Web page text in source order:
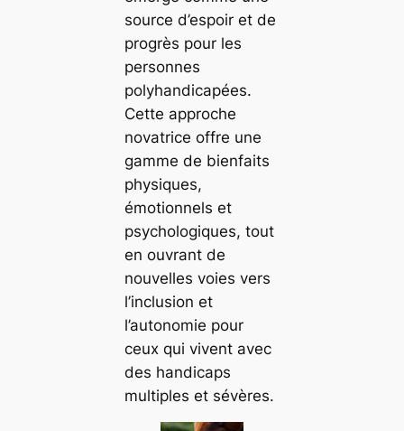
source d’espoir et de
progrès pour les
personnes
polyhandicapées.
Cette approche
novatrice offre une
gamme de bienfaits
physiques,
émotionnels et
psychologiques, tout
en ouvrant de
nouvelles voies vers
l’inclusion et
l’autonomie pour
ceux qui vivent avec
des handicaps
multiples et sévères.